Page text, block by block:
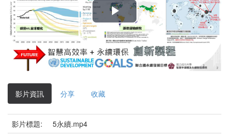
播
放
影
影片資訊 分享 收藏
影片標題:
5永續.mp4